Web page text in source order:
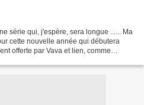
série qui, j'espère, sera longue ...... Ma
cette nouvelle année qui débutera
offerte par Vava et lien, comme